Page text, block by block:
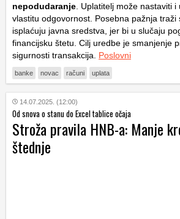
nepodudaranje . Uplatitelj može nastaviti
vlastitu odgovornost. Posebna pažnja traži
isplaćuju javna sredstva, jer bi u slučaju
financijsku štetu. Cilj uredbe je smanjenje
sigurnosti transakcija. Poslovni
banke novac računi uplata
14.07.2025. (12:00)
Od snova o stanu do Excel tablice očaja
Stroža pravila HNB-a: Manje
štednje